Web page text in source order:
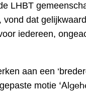
LHBT
vond dat
iedereen,
aan een
motie